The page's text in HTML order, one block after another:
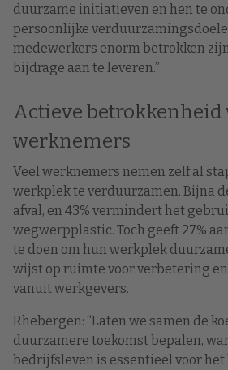
duurzame initiatieven en hen te
persoonlijke
medewerkers enorm betrokken
bijdrage aan te leveren.”
Actieve betrokkenheid
werknemers
Veel werknemers nemen zelf al
werkplek te verduurzamen. Bijna
afval, en 43% vermindert het
wegwerpplastic. Toch geeft 27%
te doen om hun werkplek
wijst op ruimte voor verbetering
vanuit werkgevers.
Rhebergen: “Laten we samen de
duurzamere toekomst bepalen,
bedrijfsleven is essentieel voor het